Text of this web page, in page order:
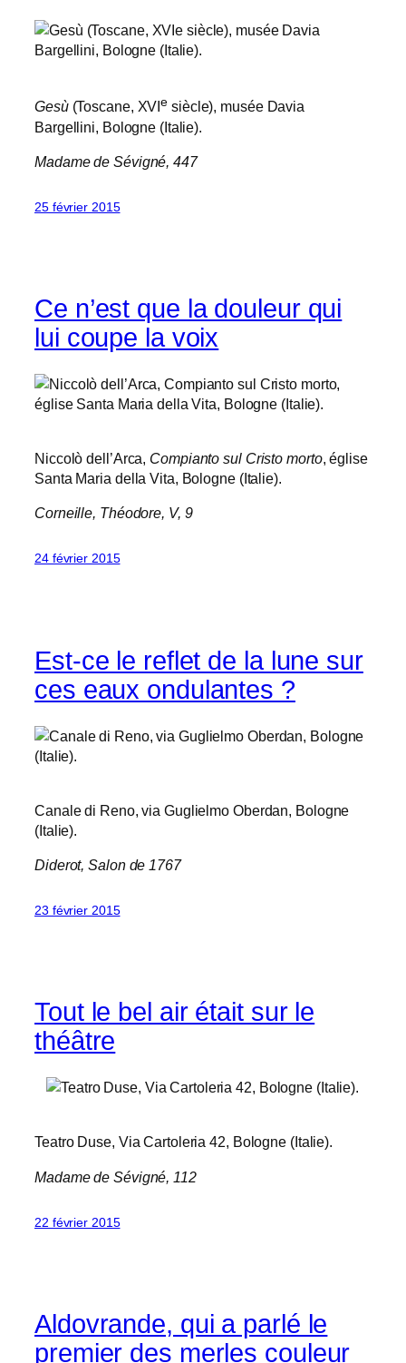
Gesù(Toscane, XVIe siècle), musée Davia
Bargellini, Bologne (Italie).
Madame de Sévigné, 447
25 février 2015
Ce n’est que la douleur qui
lui coupe la voix
Niccolò dell’Arca, Compianto sul Cristo morto, église
Santa Maria della Vita, Bologne (Italie).
Corneille, Théodore, V, 9
24 février 2015
Est-ce le reflet de la lune sur
ces eaux ondulantes ?
Canale di Reno, via Guglielmo Oberdan, Bologne
(Italie).
Diderot,Salon de 1767
23 février 2015
Tout le bel air était sur le
théâtre
Teatro Duse, Via Cartoleria 42, Bologne (Italie).
Madame de Sévigné, 112
22 février 2015
Aldovrande, qui a parlé le
premier des merles couleur